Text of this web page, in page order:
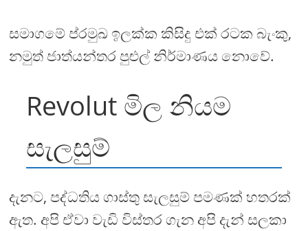
සමාගමේ ප්රමුඛ ඉලක්ක කිසිදු එක් රටක බැංකු,
නමුත් ජාත්යන්තර පුළුල් නිර්මාණය නොවේ.
Revolut මිල නියම
සැලසුම්
දැනට, පද්ධතිය ගාස්තු සැලසුම් පමණක් හතරක්
ඇත. අපි ඒවා වැඩි විස්තර ගැන අපි දැන් සලකා